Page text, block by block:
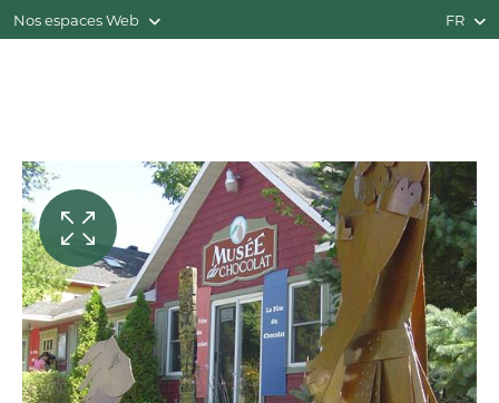
Nos espaces Web FR